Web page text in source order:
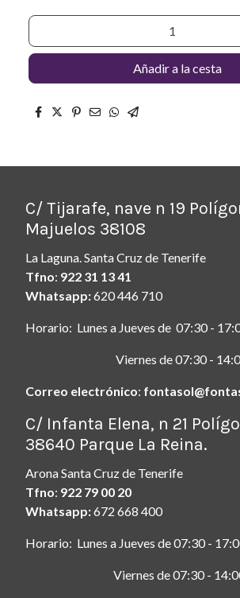
Añadir a la cesta
C/ Tijarafe, nave n 19
Majuelos 38108
La Laguna. Santa Cruz de Tenerife
Tfno: 922 31 13 41
Whatsapp:620 446 710
Horario: Lunes a Jueves de 07:30 -
Viernes de 07:30 -
Correo electrónico:
C/ Infanta Elena, n 21
38640 Parque La Reina.
Arona Santa Cruz de Tenerife
Tfno: 922 79 00 20
Whatsapp:672 668 400
Horario: Lunes a Jueves de 07:30 -
Viernes de 07:30 -